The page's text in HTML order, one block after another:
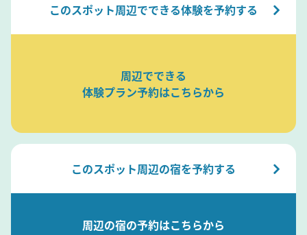
このスポット周辺でできる体験を予約する
周辺でできる
体験プラン予約はこちらから
このスポット周辺の宿を予約する
周辺の宿の予約はこちらから